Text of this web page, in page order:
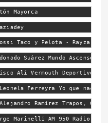
Mayorca
Taco y Pelota - Rayza
Suárez Mundo Ascenso
Alí Vermouth Deportivo -
Ferreyra Yo que nací
Ramírez Trapos,
Marinelli AM 950 Radio